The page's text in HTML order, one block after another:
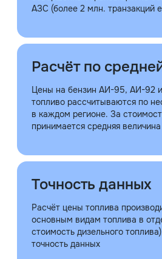
АЗС (более 2 млн. транзакций
Расчёт по
Цены на бензин АИ-95, АИ-92
топливо рассчитываются по
в каждом регионе. За
принимается средняя величина
Точность данных
Расчёт цены топлива
основным видам топлива в
стоимость дизельного
точность данных